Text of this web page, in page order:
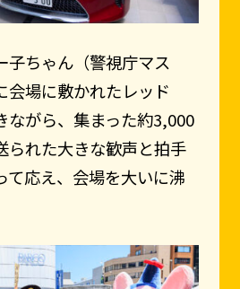
子ちゃん（警視庁マス
会場に敷かれたレッド
ながら、集まった約3,000
られた大きな歓声と拍手
て応え、会場を大いに沸